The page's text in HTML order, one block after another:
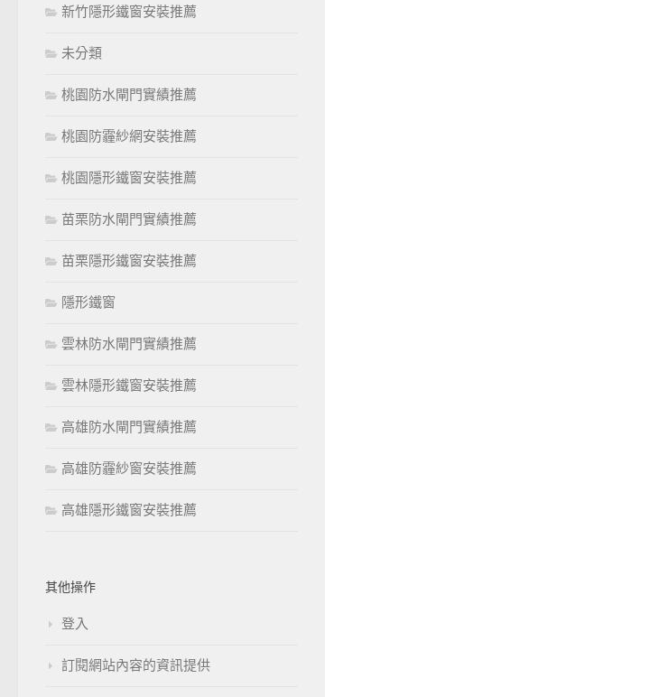
新竹隱形鐵窗安裝推薦
未分類
桃園防水閘門實績推薦
桃園防霾紗網安裝推薦
桃園隱形鐵窗安裝推薦
苗栗防水閘門實績推薦
苗栗隱形鐵窗安裝推薦
隱形鐵窗
雲林防水閘門實績推薦
雲林隱形鐵窗安裝推薦
高雄防水閘門實績推薦
高雄防霾紗窗安裝推薦
高雄隱形鐵窗安裝推薦
其他操作
登入
訂閱網站內容的資訊提供